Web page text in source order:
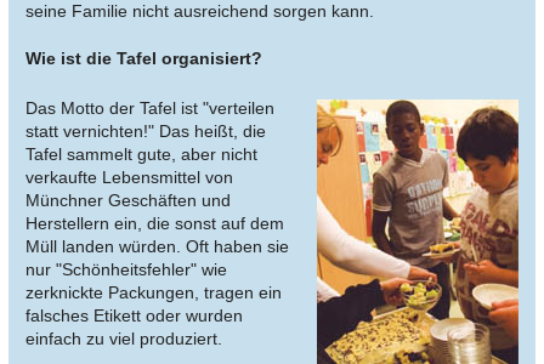
seine Familie nicht ausreichend sorgen kann.
Wie ist die Tafel organisiert?
Das Motto der Tafel ist "verteilen
statt vernichten!" Das heißt, die
Tafel sammelt gute, aber nicht
verkaufte Lebensmittel von
Münchner Geschäften und
Herstellern ein, die sonst auf dem
Müll landen würden. Oft haben sie
nur "Schönheitsfehler" wie
zerknickte Packungen, tragen ein
falsches Etikett oder wurden
einfach zu viel produziert.